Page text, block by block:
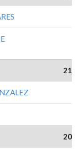
21
20